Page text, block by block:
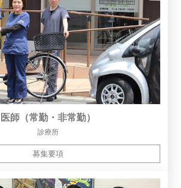
医師（常勤・非常勤）
診療所
募集要項